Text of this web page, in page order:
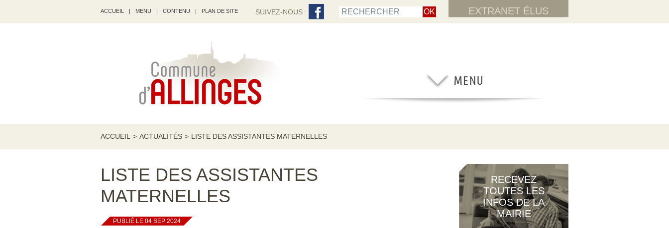
ACCUEIL | MENU | CONTENU | PLAN DE SITE EXTRANET ÉLUS
SUIVEZ-NOUS :
ACCUEIL > ACTUALITÉS > LISTE DES ASSISTANTES MATERNELLES
LISTE DES ASSISTANTES
MATERNELLES
PUBLIÉ LE 04 SEP 2024
RECEVEZ
TOUTES LES
INFOS DE LA
MAIRIE